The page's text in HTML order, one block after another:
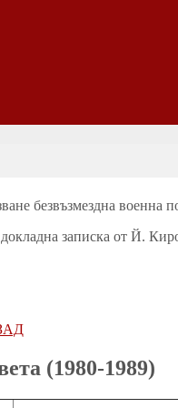
безвъзмездна
записка от Й.
(1980-1989)